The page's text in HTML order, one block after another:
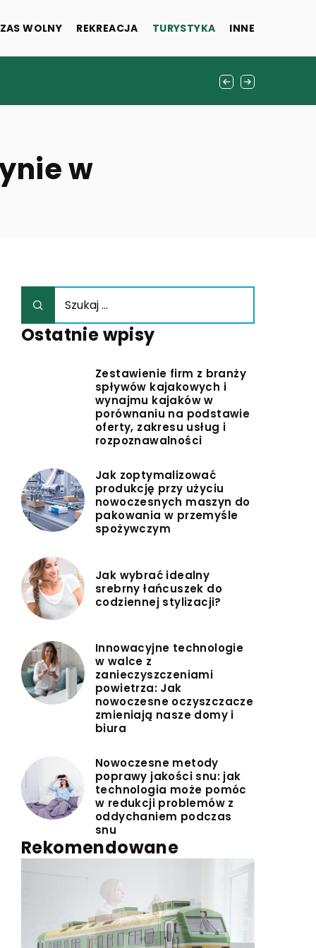
WOLNY REKREACJA TURYSTYKA INNE
na powierzchnie ścienne
w
Ostatnie wpisy
Zestawienie firm z branży
spływów kajakowych i
wynajmu kajaków w
porównaniu na podstawie
oferty, zakresu usług i
rozpoznawalności
Jak zoptymalizować
produkcję przy użyciu
nowoczesnych maszyn do
pakowania w przemyśle
spożywczym
Jak wybrać idealny
srebrny łańcuszek do
codziennej stylizacji?
Innowacyjne technologie
w walce z
zanieczyszczeniami
powietrza: Jak
nowoczesne oczyszczacze
zmieniają nasze domy i
biura
Nowoczesne metody
poprawy jakości snu: jak
technologia może pomóc
w redukcji problemów z
oddychaniem podczas
snu
Rekomendowane